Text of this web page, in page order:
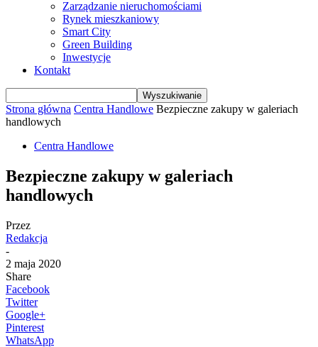
Zarządzanie nieruchomościami
Rynek mieszkaniowy
Smart City
Green Building
Inwestycje
Kontakt
Strona główna Centra Handlowe Bezpieczne zakupy w galeriach
handlowych
Centra Handlowe
Bezpieczne zakupy w galeriach
handlowych
Przez
Redakcja
-
2 maja 2020
Share
Facebook
Twitter
Google+
Pinterest
WhatsApp